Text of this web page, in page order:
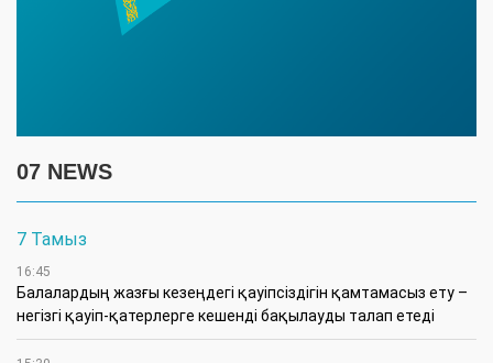
07 NEWS
7 Тамыз
16:45
Балалардың жазғы кезеңдегі қауіпсіздігін қамтамасыз ету –
негізгі қауіп-қатерлерге кешенді бақылауды талап етеді